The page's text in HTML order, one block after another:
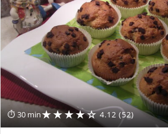
⏱ 30 min★★★★☆ 4.12 (52)